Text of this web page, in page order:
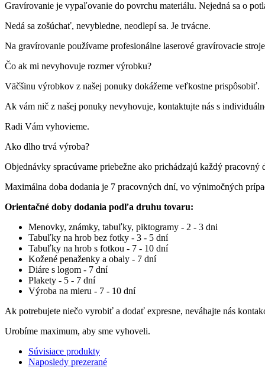
Gravírovanie je vypaľovanie do povrchu materiálu. Nejedná sa o
Nedá sa zošúchať, nevybledne, neodlepí sa. Je trvácne.
Na gravírovanie používame profesionálne laserové gravírovacie
Čo ak mi nevyhovuje rozmer výrobku?
Väčšinu výrobkov z našej ponuky dokážeme veľkostne prispôsobiť.
Ak vám nič z našej ponuky nevyhovuje, kontaktujte nás s
Radi Vám vyhovieme.
Ako dlho trvá výroba?
Objednávky spracúvame priebežne ako prichádzajú každý pracovný
Maximálna doba dodania je 7 pracovných dní, vo výnimočných
Orientačné doby dodania podľa druhu tovaru:
Menovky, známky, tabuľky, piktogramy - 2 - 3 dni
Tabuľky na hrob bez fotky - 3 - 5 dní
Tabuľky na hrob s fotkou - 7 - 10 dní
Kožené penaženky a obaly - 7 dní
Diáre s logom - 7 dní
Plakety - 5 - 7 dní
Výroba na mieru - 7 - 10 dní
Ak potrebujete niečo vyrobiť a dodať expresne, neváhajte nás
Urobíme maximum, aby sme vyhoveli.
Súvisiace produkty
Naposledy prezerané